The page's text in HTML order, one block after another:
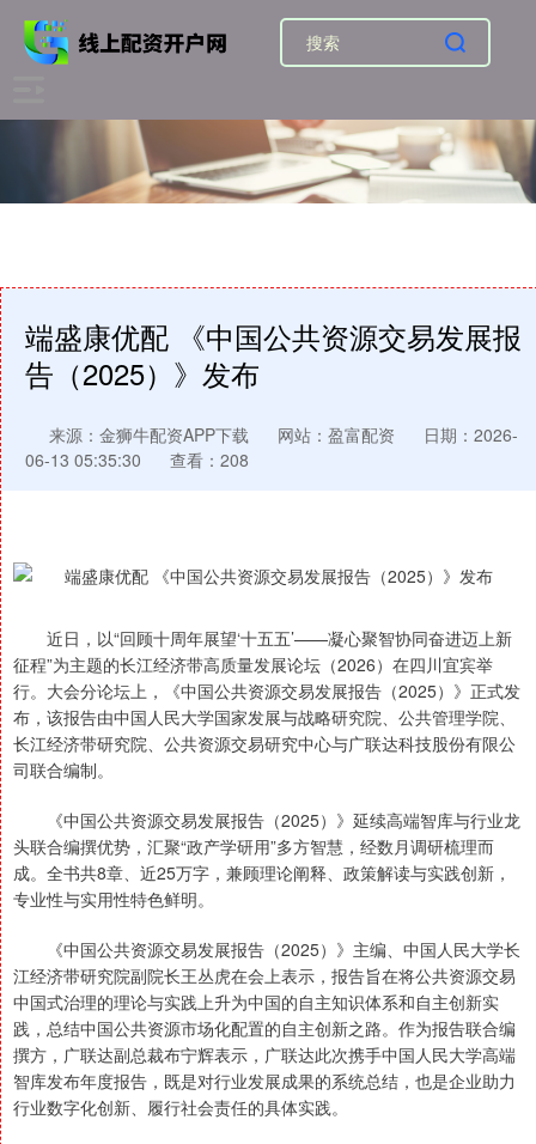
端盛康优配 《中国公共资源交易发展报
告（2025）》发布
来源：金狮牛配资APP下载 网站：盈富配资
日期：2026-
06-13 05:35:30
查看：208
近日，以“回顾十周年展望‘十五五’——凝心聚智协同奋进迈上新
征程”为主题的长江经济带高质量发展论坛（2026）在四川宜宾举
行。大会分论坛上，《中国公共资源交易发展报告（2025）》正式发
布，该报告由中国人民大学国家发展与战略研究院、公共管理学院、
长江经济带研究院、公共资源交易研究中心与广联达科技股份有限公
司联合编制。
《中国公共资源交易发展报告（2025）》延续高端智库与行业龙
头联合编撰优势，汇聚“政产学研用”多方智慧，经数月调研梳理而
成。全书共8章、近25万字，兼顾理论阐释、政策解读与实践创新，
专业性与实用性特色鲜明。
《中国公共资源交易发展报告（2025）》主编、中国人民大学长
江经济带研究院副院长王丛虎在会上表示，报告旨在将公共资源交易
中国式治理的理论与实践上升为中国的自主知识体系和自主创新实
践，总结中国公共资源市场化配置的自主创新之路。作为报告联合编
撰方，广联达副总裁布宁辉表示，广联达此次携手中国人民大学高端
智库发布年度报告，既是对行业发展成果的系统总结，也是企业助力
行业数字化创新、履行社会责任的具体实践。